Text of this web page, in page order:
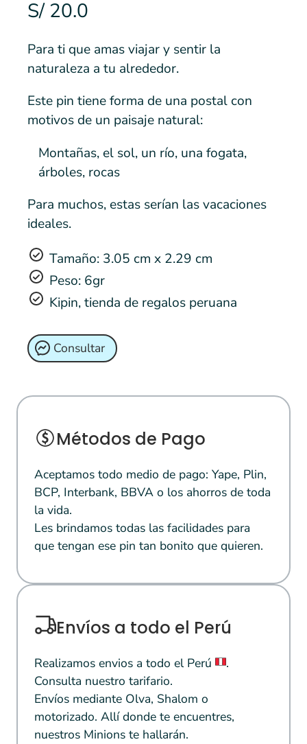
S/ 20.0
Para ti que amas viajar y sentir la
naturaleza a tu alrededor.
Este pin tiene forma de una postal con
motivos de un paisaje natural:
Montañas, el sol, un río, una fogata,
árboles, rocas
Para muchos, estas serían las vacaciones
ideales.
Tamaño: 3.05 cm x 2.29 cm
Peso: 6gr
Kipin, tienda de regalos peruana
Consultar
Métodos de Pago
Aceptamos todo medio de pago: Yape, Plin,
BCP, Interbank, BBVA o los ahorros de toda
la vida.
Les brindamos todas las facilidades para
que tengan ese pin tan bonito que quieren.
Envíos a todo el Perú
Realizamos envios a todo el Perú
.
Consulta nuestro tarifario.
Envíos mediante Olva, Shalom o
motorizado. Allí donde te encuentres,
nuestros Minions te hallarán.